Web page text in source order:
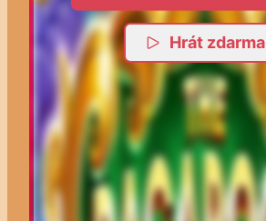
Hrát zdarma